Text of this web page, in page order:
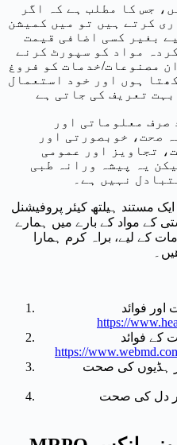
جس کا مطلب ہے کہ اگر
کرتے ہیں تو میں کمیشن
بغیر کسی اضافی قیمت
مواد کو سپورٹ کرنے
مصنوعات/خدمات کو فروغ
ہوں اور خود استعمال
تعریف کی جاتی ہے
صرف معلوماتی اور
صحت، خوبصورتی اور
تجاویز اور عمومی
یہ پیشہ ورانہ طبی
نہیں ہے۔
مستند ہیلتھ کیئر پروفیشنل
کے مواد کے بارے میں ہمارے
کے لیے، براہ کرم ہمارا
اور فوائد
https://
کے فوائد
https://
ہڈیوں کی صحت
دل کی صحت